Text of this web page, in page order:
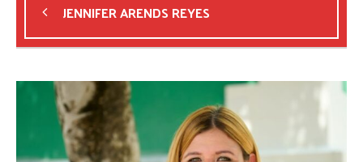
JENNIFER ARENDS REYES